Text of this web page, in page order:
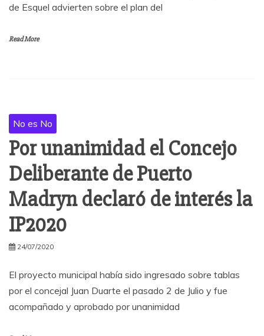
de Esquel advierten sobre el plan del
Read More
No es No
Por unanimidad el Concejo
Deliberante de Puerto
Madryn declaró de interés la
IP2020
24/07/2020
El proyecto municipal había sido ingresado sobre tablas
por el concejal Juan Duarte el pasado 2 de Julio y fue
acompañado y aprobado por unanimidad